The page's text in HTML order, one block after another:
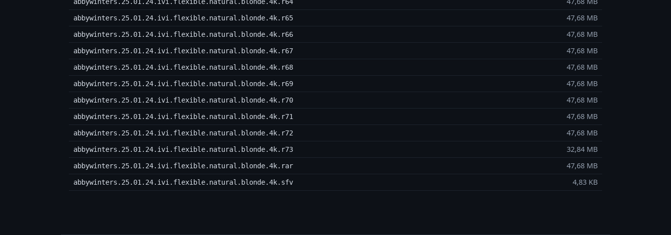
abbywinters.25.01.24.ivi.flexible.natural.blonde.4k.r65 47,68 MB
abbywinters.25.01.24.ivi.flexible.natural.blonde.4k.r66 47,68 MB
abbywinters.25.01.24.ivi.flexible.natural.blonde.4k.r67 47,68 MB
abbywinters.25.01.24.ivi.flexible.natural.blonde.4k.r68 47,68 MB
abbywinters.25.01.24.ivi.flexible.natural.blonde.4k.r69 47,68 MB
abbywinters.25.01.24.ivi.flexible.natural.blonde.4k.r70 47,68 MB
abbywinters.25.01.24.ivi.flexible.natural.blonde.4k.r71 47,68 MB
abbywinters.25.01.24.ivi.flexible.natural.blonde.4k.r72 47,68 MB
abbywinters.25.01.24.ivi.flexible.natural.blonde.4k.r73 32,84 MB
abbywinters.25.01.24.ivi.flexible.natural.blonde.4k.rar 47,68 MB
abbywinters.25.01.24.ivi.flexible.natural.blonde.4k.sfv 4,83 KB